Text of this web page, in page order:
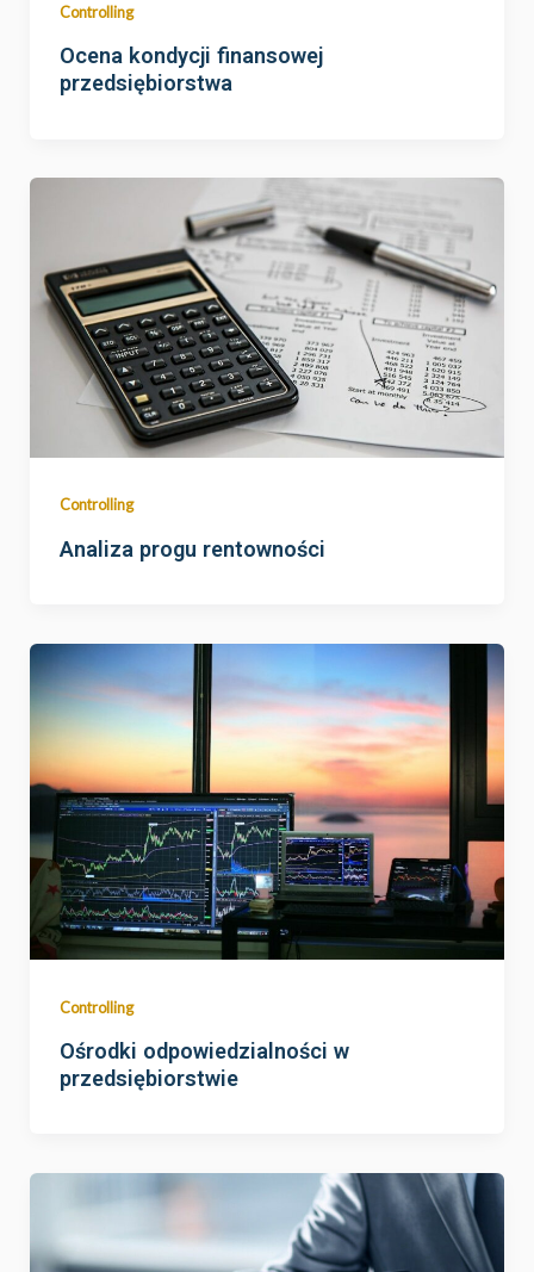
Controlling
Ocena kondycji finansowej
przedsiębiorstwa
Controlling
Analiza progu rentowności
Controlling
Ośrodki odpowiedzialności w
przedsiębiorstwie